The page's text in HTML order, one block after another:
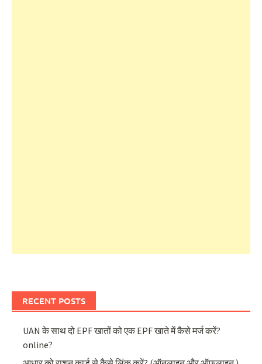
RECENT POSTS
UAN के साथ दो EPF खातों को एक EPF खाते में कैसे मर्ज करें?
online?